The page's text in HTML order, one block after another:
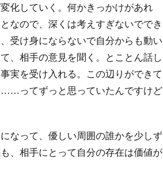
化していく。何かきっかけがあれ
なので、深くは考えすぎないででき
受け身にならないで自分からも動い
、相手の意見を聞く。とことん話し
実を受け入れる。この辺りができて
……ってずっと思っていたんですけど
なって、優しい周囲の誰かを少しず
、相手にとって自分の存在は価値が